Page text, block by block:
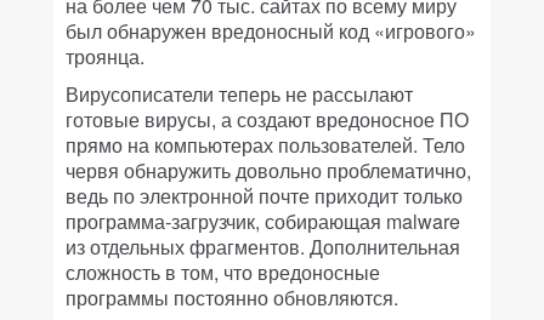
был обнаружен вредоносный код «игрового»
троянца.
Вирусописатели теперь не рассылают
готовые вирусы, а создают вредоносное ПО
прямо на компьютерах пользователей. Тело
червя обнаружить довольно проблематично,
ведь по электронной почте приходит только
программа-загрузчик, собирающая malware
из отдельных фрагментов. Дополнительная
сложность в том, что вредоносные
программы постоянно обновляются.